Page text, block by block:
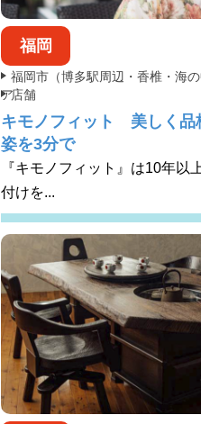
福岡
福岡市（博多駅周辺・香椎・海
ア店舗
キモノフィット 美しく品
姿を3分で
『キモノフィット』は10年以
付けを...